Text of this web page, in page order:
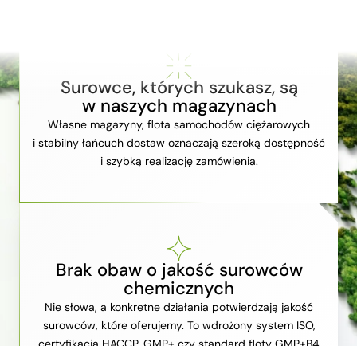
Surowce, których szukasz, są
w naszych magazynach
Własne magazyny, flota samochodów ciężarowych
i stabilny łańcuch dostaw oznaczają szeroką dostępność
i szybką realizację zamówienia.
Brak obaw o jakość surowców
chemicznych
Nie słowa, a konkretne działania potwierdzają jakość
surowców, które oferujemy. To wdrożony system ISO,